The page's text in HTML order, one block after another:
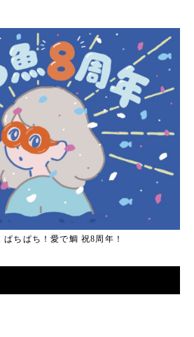
ぱちぱち！愛で鯛 祝8周年！